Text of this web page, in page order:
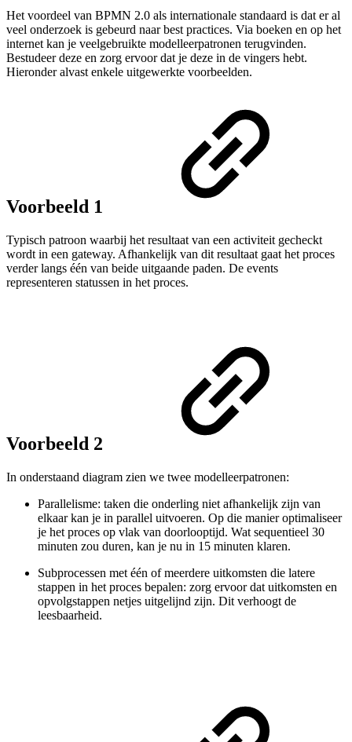
Het voordeel van BPMN 2.0 als internationale standaard is dat er al
veel onderzoek is gebeurd naar best practices. Via boeken en op het
internet kan je veelgebruikte modelleerpatronen terugvinden.
Bestudeer deze en zorg ervoor dat je deze in de vingers hebt.
Hieronder alvast enkele uitgewerkte voorbeelden.
Voorbeeld 1
Typisch patroon waarbij het resultaat van een activiteit gecheckt
wordt in een gateway. Afhankelijk van dit resultaat gaat het proces
verder langs één van beide uitgaande paden. De events
representeren statussen in het proces.
Voorbeeld 2
In onderstaand diagram zien we twee modelleerpatronen:
Parallelisme: taken die onderling niet afhankelijk zijn van
elkaar kan je in parallel uitvoeren. Op die manier optimaliseer
je het proces op vlak van doorlooptijd. Wat sequentieel 30
minuten zou duren, kan je nu in 15 minuten klaren.
Subprocessen met één of meerdere uitkomsten die latere
stappen in het proces bepalen: zorg ervoor dat uitkomsten en
opvolgstappen netjes uitgelijnd zijn. Dit verhoogt de
leesbaarheid.